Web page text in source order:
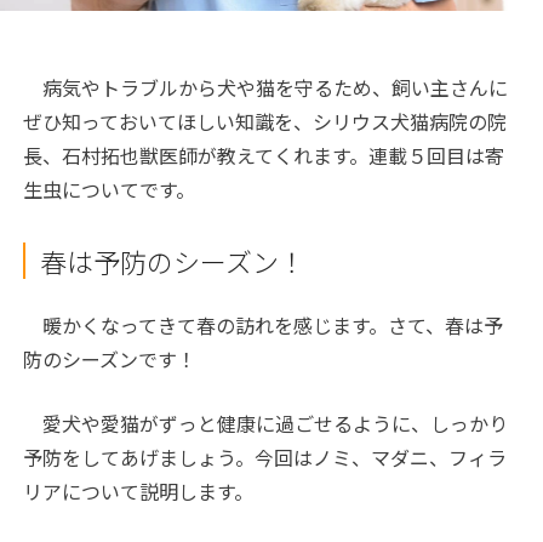
病気やトラブルから犬や猫を守るため、飼い主さんに
ぜひ知っておいてほしい知識を、シリウス犬猫病院の院
長、石村拓也獣医師が教えてくれます。連載５回目は寄
生虫についてです。
春は予防のシーズン！
暖かくなってきて春の訪れを感じます。さて、春は予
防のシーズンです！
愛犬や愛猫がずっと健康に過ごせるように、しっかり
予防をしてあげましょう。今回はノミ、マダニ、フィラ
リアについて説明します。